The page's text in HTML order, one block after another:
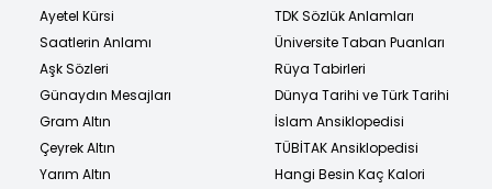
Ayetel Kürsi
Saatlerin Anlamı
Aşk Sözleri
Günaydın Mesajları
Gram Altın
Çeyrek Altın
Yarım Altın
TDK Sözlük Anlamları
Üniversite Taban Puanları
Rüya Tabirleri
Dünya Tarihi ve Türk Tarihi
İslam Ansiklopedisi
TÜBİTAK Ansiklopedisi
Hangi Besin Kaç Kalori